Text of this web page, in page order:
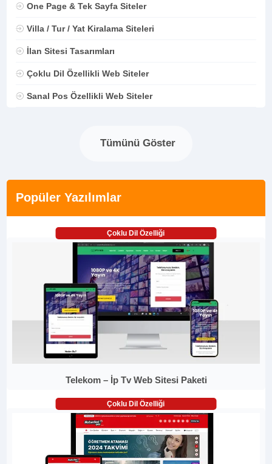
One Page & Tek Sayfa Siteler
Villa / Tur / Yat Kiralama Siteleri
İlan Sitesi Tasarımları
Çoklu Dil Özellikli Web Siteler
Sanal Pos Özellikli Web Siteler
Tümünü Göster
Popüler Yazılımlar
Çoklu Dil Özelliği
Telekom – İp Tv Web Sitesi Paketi
Çoklu Dil Özelliği